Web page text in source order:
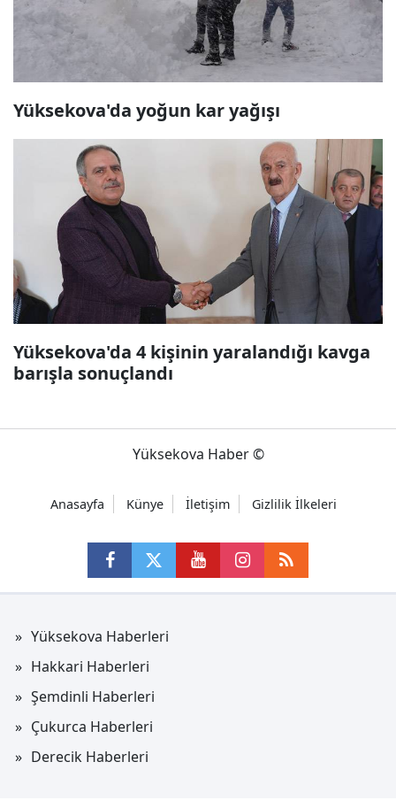
Yüksekova'da yoğun kar yağışı
Yüksekova'da 4 kişinin yaralandığı kavga
barışla sonuçlandı
Yüksekova Haber ©
Anasayfa Künye İletişim Gizlilik İlkeleri
Yüksekova Haberleri
Hakkari Haberleri
Şemdinli Haberleri
Çukurca Haberleri
Derecik Haberleri